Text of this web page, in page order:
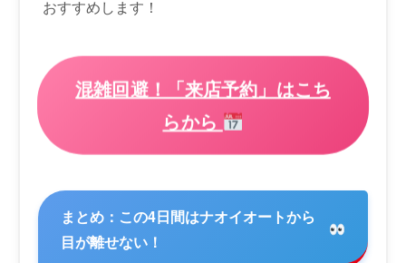
おすすめします！
混雑回避！「来店予約」はこち
らから
まとめ：この4日間はナオイオートから
目が離せない！